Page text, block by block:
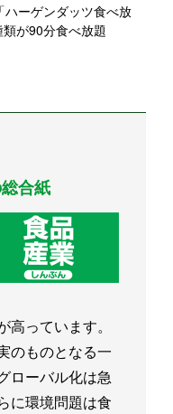
ハーゲンダッツ食べ放
が90分食べ放題
合紙
っています。
のものとなる一
ローバル化は急
に環境問題は食